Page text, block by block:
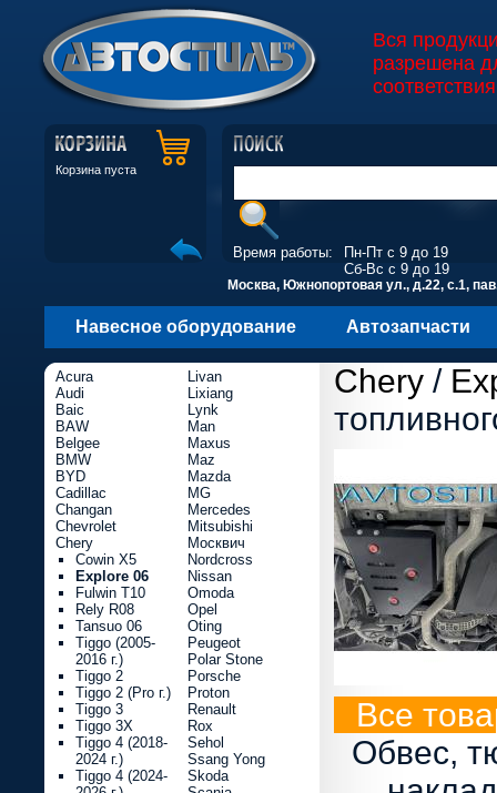
Вся
разрешена
Корзина пуста
Время работы:
Пн-Пт с 9 до 19
Сб-Вс с 9 до 19
Москва, Южнопортовая ул., д.22, с.1,
Навесное оборудование Автозапчасти
Chery /
Все
Обвес,
Acura
Audi
Baic
BAW
Belgee
BMW
BYD
Cadillac
Changan
Chevrolet
Chery
Cowin X5
Explore 06
Fulwin T10
Rely R08
Tansuo 06
Tiggo (2005-
2016 г.)
Tiggo 2
Tiggo 2 (Pro г.)
Tiggo 3
Tiggo 3X
Tiggo 4 (2018-
2024 г.)
Tiggo 4 (2024-
Livan
Lixiang
Lynk
Man
Maxus
Maz
Mazda
MG
Mercedes
Mitsubishi
Москвич
Nordcross
Nissan
Omoda
Opel
Oting
Peugeot
Polar Stone
Porsche
Proton
Renault
Rox
Sehol
Ssang Yong
Skoda